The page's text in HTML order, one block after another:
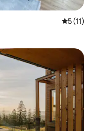
평점 5점
5 (11)